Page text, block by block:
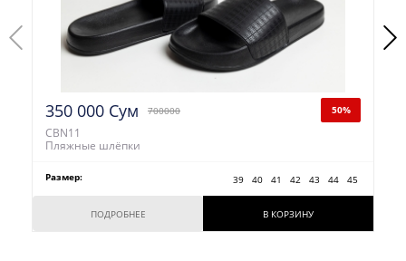
350 000 Сум 700000 50%
CBN11
Пляжные шлёпки
Размер: 39 40 41 42 43 44 45
ПОДРОБНЕЕ В КОРЗИНУ